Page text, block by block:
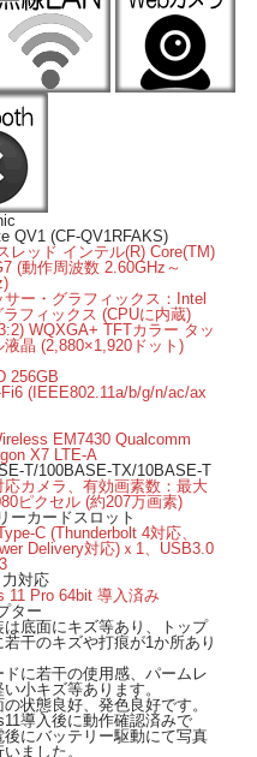
。
に対応したnanoSIMスロットを装
能です。
すぐに使えます。
形状へ変形することができる2-in-1
、メモリは16GB搭載していますので
C（Thunderbolt4対応) ポ
より顔を向けるだけでロック画面の
どの様々な対応機器がワイヤレスで
の読み込みや書き込みが可能です。
QV1 (CF-QV1RFAKS)
レッド インテル(R) Core(TM)
(動作周波数 2.60GHz～
サー・グラフィックス：Intel
ラフィックス (CPUに内蔵)
WQXGA+ TFTカラー タッ
液晶 (2,880×1,920ドット)
256GB
(IEEE802.11a/b/g/n/ac/ax
EM7430 Qualcomm
X7 LTE-A
T/100BASE-TX/10BASE-T
応カメラ、有効画素数：最大
ピクセル (約207万画素)
ーカードスロット
C (Thunderbolt 4対応、
Delivery対応)ｘ1、USB3.0
対応
11 Pro 64bit 導入済み
ター
は底面にキズ等あり、トップ
若干のキズや打痕が1か所あり
ドに若干の使用感、パームレ
小キズ等あります。
状態良好、発色良好です。
導入後に動作確認済みで
後にバッテリー駆動にて写真
ました。